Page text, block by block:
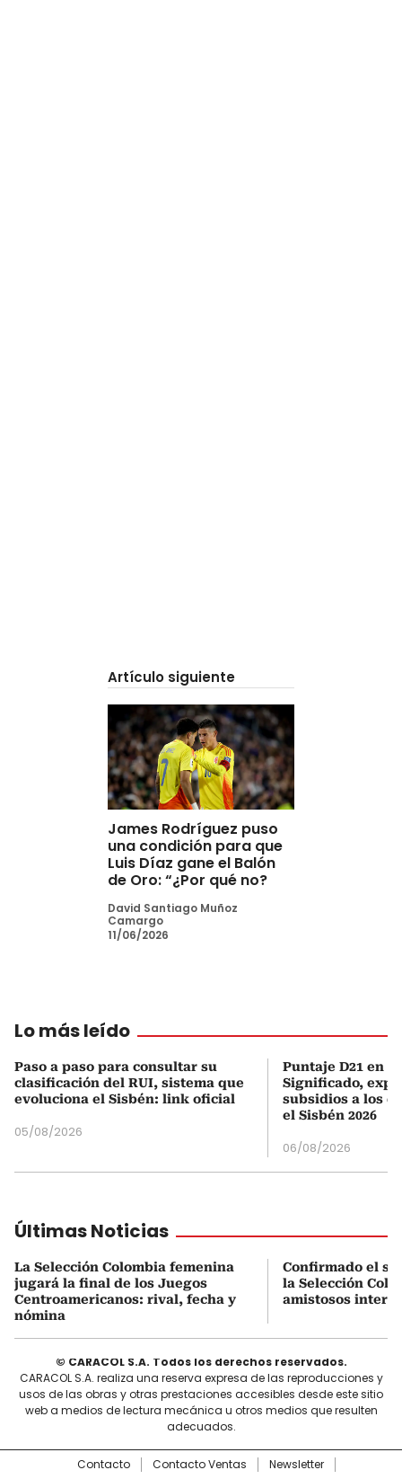
Artículo siguiente
James Rodríguez puso
una condición para que
Luis Díaz gane el Balón
de Oro: “¿Por qué no?
David Santiago Muñoz
Camargo
11/06/2026
Lo más leído
Paso a paso para consultar su
clasificación del RUI, sistema que
evoluciona el Sisbén: link oficial
05/08/2026
Puntaje D21 en
Significado,
subsidios a los
el Sisbén 2026
06/08/2026
Últimas Noticias
La Selección Colombia femenina
jugará la final de los Juegos
Centroamericanos: rival, fecha y
nómina
Confirmado el
la Selección
amistosos
© CARACOL S.A. Todos los derechos reservados.
CARACOL S.A. realiza una reserva expresa de las reproducciones y
usos de las obras y otras prestaciones accesibles desde este sitio
web a medios de lectura mecánica u otros medios que resulten
adecuados.
Contacto Contacto Ventas
Newsletter